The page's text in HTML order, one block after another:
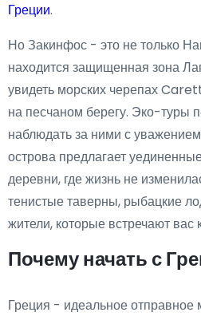
Греции.
Но Закинфос - это не только
находится защищенная зона
увидеть морских черепах
на песчаном берегу. Эко-туры
наблюдать за ними с
острова предлагает
деревни, где жизнь не
тенистые таверны, рыбацкие
жители, которые встречают вас
Почему начать с
Греция - идеальное отправное